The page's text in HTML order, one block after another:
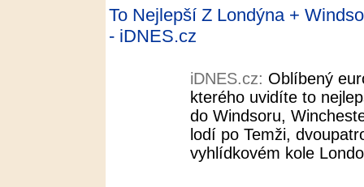
To Nejlepší Z Londýna +
- iDNES.cz
iDNES.cz: Oblíbený
kterého uvidíte to
do Windsoru,
lodí po Temži,
vyhlídkovém kole